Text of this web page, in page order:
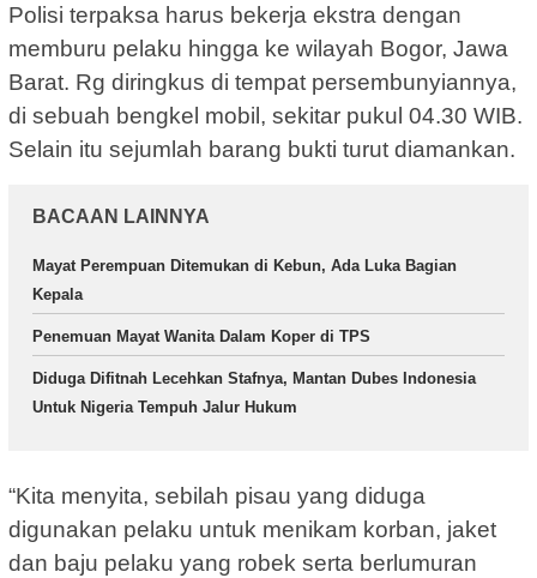
Polisi terpaksa harus bekerja ekstra dengan
memburu pelaku hingga ke wilayah Bogor, Jawa
Barat. Rg diringkus di tempat persembunyiannya,
di sebuah bengkel mobil, sekitar pukul 04.30 WIB.
Selain itu sejumlah barang bukti turut diamankan.
BACAAN LAINNYA
Mayat Perempuan Ditemukan di Kebun, Ada Luka Bagian
Kepala
Penemuan Mayat Wanita Dalam Koper di TPS
Diduga Difitnah Lecehkan Stafnya, Mantan Dubes Indonesia
Untuk Nigeria Tempuh Jalur Hukum
“Kita menyita, sebilah pisau yang diduga
digunakan pelaku untuk menikam korban, jaket
dan baju pelaku yang robek serta berlumuran